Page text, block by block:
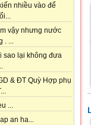
nhiều vào để
vậy nhưng nước
. ...
sao lại không đưa
& ĐT Quỳ Hợp phụ
...
an ha...